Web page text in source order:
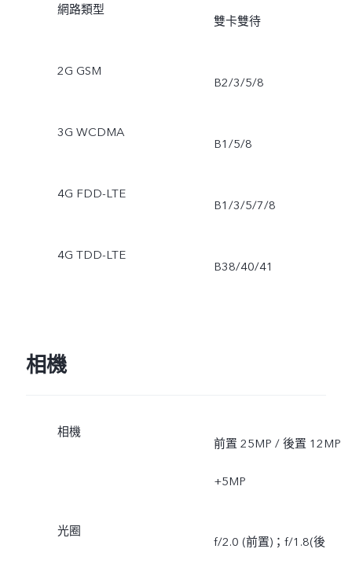
網路類型
雙卡雙待
2G GSM
B2/3/5/8
3G WCDMA
B1/5/8
4G FDD-LTE
B1/3/5/7/8
4G TDD-LTE
B38/40/41
相機
相機
前置 25MP / 後置 12MP
+5MP
光圈
f/2.0 (前置)；f/1.8(後